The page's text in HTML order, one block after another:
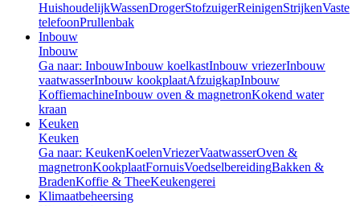
HuishoudelijkWassenDrogerStofzuigerReinigenStrijkenVaste
telefoonPrullenbak
Inbouw
Inbouw
Ga naar: InbouwInbouw koelkastInbouw vriezerInbouw
vaatwasserInbouw kookplaatAfzuigkapInbouw
KoffiemachineInbouw oven & magnetronKokend water
kraan
Keuken
Keuken
Ga naar: KeukenKoelenVriezerVaatwasserOven &
magnetronKookplaatFornuisVoedselbereidingBakken &
BradenKoffie & TheeKeukengerei
Klimaatbeheersing